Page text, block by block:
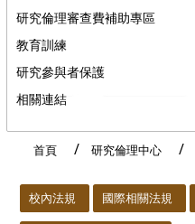
研究倫理審查費補助專區
教育訓練
研究參與者保護
相關連結
首頁 研究倫理中心
校內法規 國際相關法規